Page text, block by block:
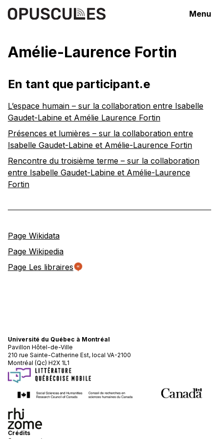
Menu
Amélie-Laurence Fortin
En tant que participant.e
L’espace humain – sur la collaboration entre Isabelle
Gaudet-Labine et Amélie Laurence Fortin
Présences et lumières – sur la collaboration entre
Isabelle Gaudet-Labine et Amélie-Laurence Fortin
Rencontre du troisième terme – sur la collaboration
entre Isabelle Gaudet-Labine et Amélie-Laurence
Fortin
Page Wikidata
Page Wikipedia
Page Les libraires
Université du Québec à Montréal
Pavillon Hôtel-de-Ville
210 rue Sainte-Catherine Est, local VA-2100
Montréal (Qc) H2X 1L1
Crédits